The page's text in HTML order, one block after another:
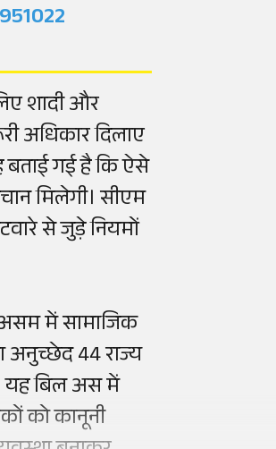
शादी और
अधिकार दिलाए
गई है कि ऐसे
मिलेगी। सीएम
से जुड़े नियमों
असम में सामाजिक
अनुच्छेद 44 राज्य
यह बिल अस में
को कानूनी